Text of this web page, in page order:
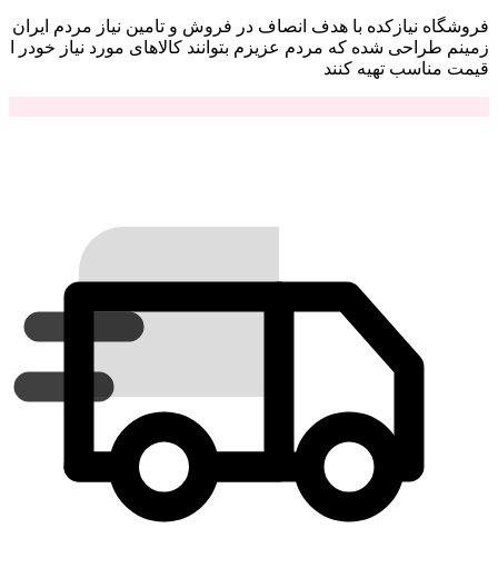
فروشگاه نیازکده با هدف انصاف در فروش و تامین نیاز مردم ایران
زمینم طراحی شده که مردم عزیزم بتوانند کالاهای مورد نیاز خودر ا
قیمت مناسب تهیه کنند